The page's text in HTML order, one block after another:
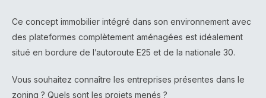
Ce concept immobilier intégré dans son environnement avec
des plateformes complètement aménagées est idéalement
situé en bordure de l’autoroute E25 et de la nationale 30.
Vous souhaitez connaître les entreprises présentes dans le
zoning ? Quels sont les projets menés ?